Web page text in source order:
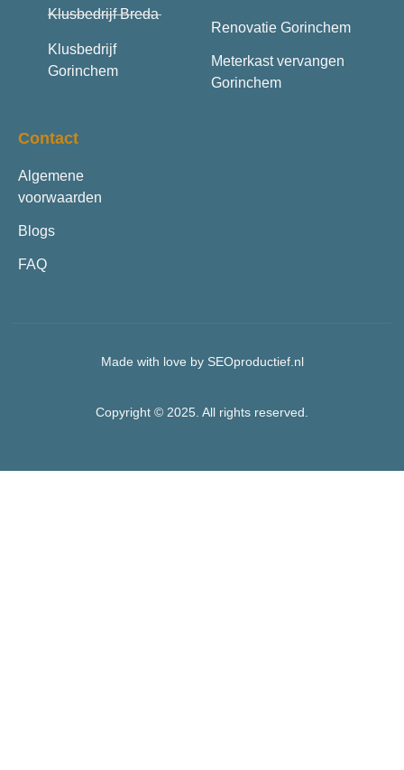
Klusbedrijf Breda
Klusbedrijf
Gorinchem
Renovatie Gorinchem
Meterkast vervangen
Gorinchem
Contact
Algemene
voorwaarden
Blogs
FAQ
Made with love by SEOproductief.nl
Copyright © 2025. All rights reserved.